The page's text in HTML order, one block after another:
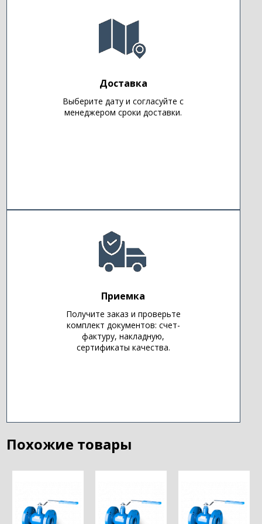
Доставка
Выберите дату и согласуйте с
менеджером сроки доставки.
Приемка
Получите заказ и проверьте
комплект документов: счет-
фактуру, накладную,
сертификаты качества.
Похожие товары